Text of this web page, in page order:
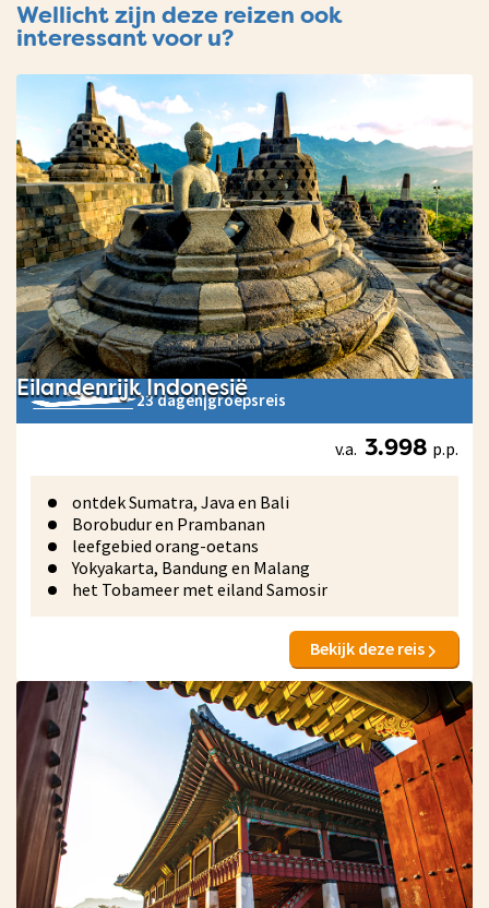
Wellicht zijn deze reizen ook
interessant voor u?
Eilandenrijk Indonesië
23 dagen|groepsreis
v.a. 3.998 p.p.
ontdek Sumatra, Java en Bali
Borobudur en Prambanan
leefgebied orang-oetans
Yokyakarta, Bandung en Malang
het Tobameer met eiland Samosir
Bekijk deze reis